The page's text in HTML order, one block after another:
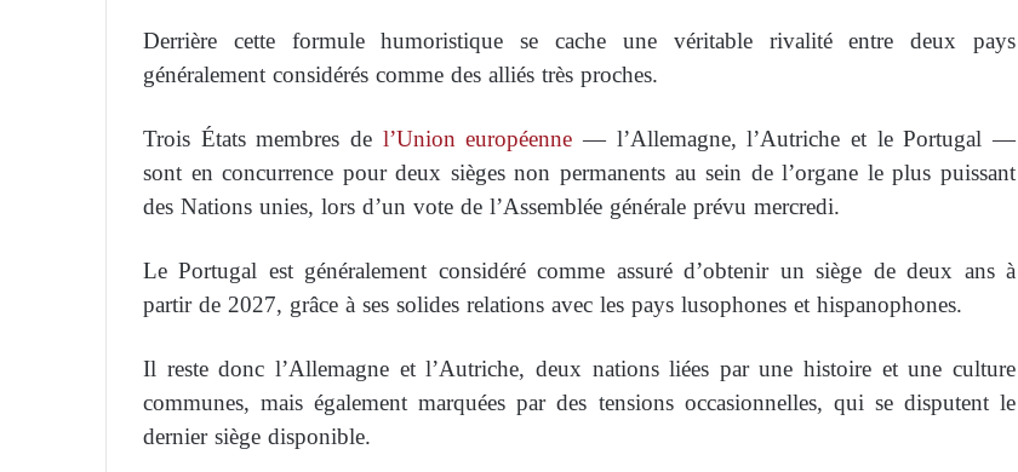
Derrière cette formule humoristique se cache une véritable rivalité entre deux pays
généralement considérés comme des alliés très proches.
Trois États membres de l’Union européenne — l’Allemagne, l’Autriche et le Portugal —
sont en concurrence pour deux sièges non permanents au sein de l’organe le plus puissant
des Nations unies, lors d’un vote de l’Assemblée générale prévu mercredi.
Le Portugal est généralement considéré comme assuré d’obtenir un siège de deux ans à
partir de 2027, grâce à ses solides relations avec les pays lusophones et hispanophones.
Il reste donc l’Allemagne et l’Autriche, deux nations liées par une histoire et une culture
communes, mais également marquées par des tensions occasionnelles, qui se disputent le
dernier siège disponible.